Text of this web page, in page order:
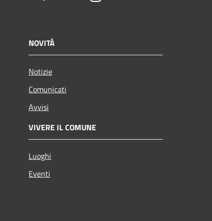
NOVITÀ
Notizie
Comunicati
Avvisi
VIVERE IL COMUNE
Luoghi
Eventi